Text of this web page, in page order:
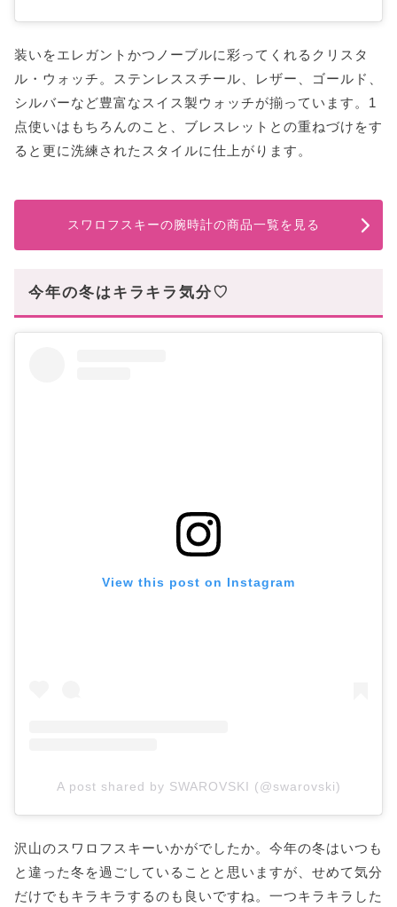
装いをエレガントかつノーブルに彩ってくれるクリスタ
ル・ウォッチ。ステンレススチール、レザー、ゴールド、
シルバーなど豊富なスイス製ウォッチが揃っています。1
点使いはもちろんのこと、ブレスレットとの重ねづけをす
ると更に洗練されたスタイルに仕上がります。
スワロフスキーの腕時計の商品一覧を見る
今年の冬はキラキラ気分♡
View this post on Instagram
A post shared by SWAROVSKI (@swarovski)
沢山のスワロフスキーいかがでしたか。今年の冬はいつも
と違った冬を過ごしていることと思いますが、せめて気分
だけでもキラキラするのも良いですね。一つキラキラした